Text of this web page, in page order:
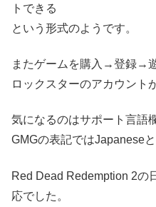
トできる
という形式のようです。
またゲームを購入→登録→
ロックスターのアカウント
気になるのはサポート言語欄
GMGの表記ではJapanese
Red Dead Redemption 2の
応でした。